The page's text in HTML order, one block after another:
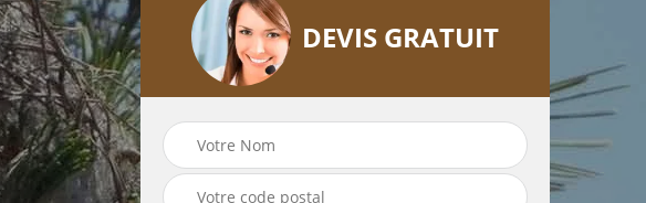
Abattage d'arbres
91
Tonte et réfection
de pelouse 91
Traitement et
Enlevement nid
chenille 91
DEVIS GRATUIT